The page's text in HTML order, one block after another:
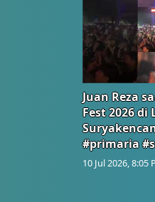
Juan Reza
Fest 2026 di
#primaria
10 Jul 2026, 8:05